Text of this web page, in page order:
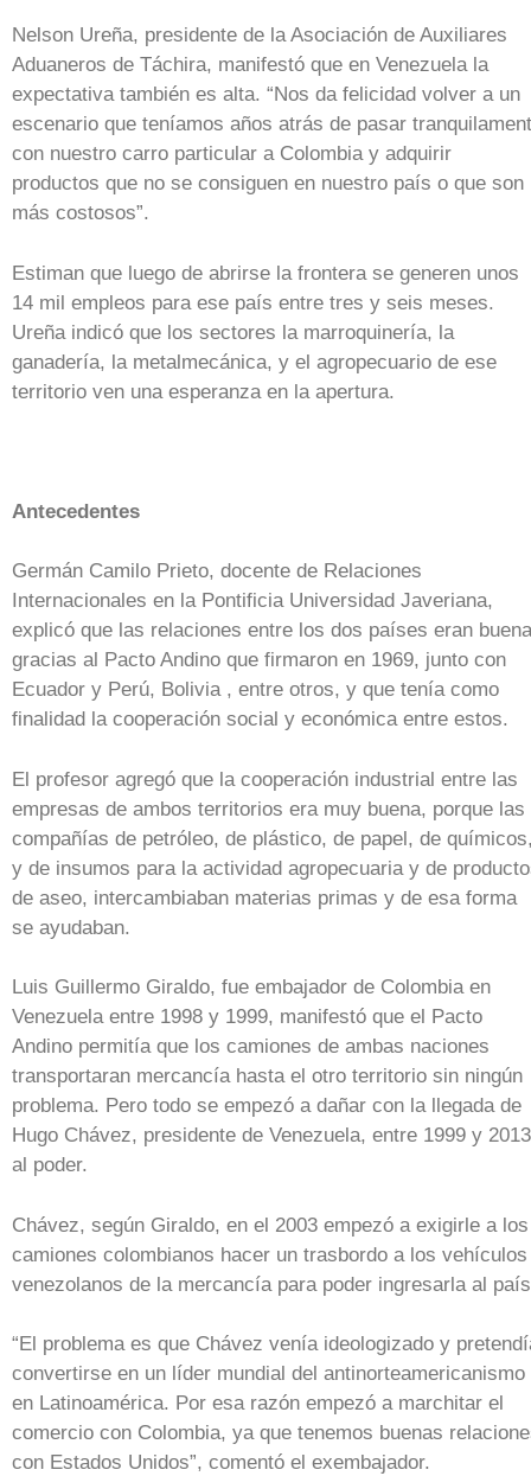
Nelson Ureña, presidente de la Asociación de Auxiliares
Aduaneros de Táchira, manifestó que en Venezuela la
expectativa también es alta. “Nos da felicidad volver a un
escenario que teníamos años atrás de pasar
con nuestro carro particular a Colombia y adquirir
productos que no se consiguen en nuestro país o que son
más costosos”.
Estiman que luego de abrirse la frontera se generen unos
14 mil empleos para ese país entre tres y seis meses.
Ureña indicó que los sectores la marroquinería, la
ganadería, la metalmecánica, y el agropecuario de ese
territorio ven una esperanza en la apertura.
Antecedentes
Germán Camilo Prieto, docente de Relaciones
Internacionales en la Pontificia Universidad Javeriana,
explicó que las relaciones entre los dos países eran
gracias al Pacto Andino que firmaron en 1969, junto con
Ecuador y Perú, Bolivia , entre otros, y que tenía como
finalidad la cooperación social y económica entre estos.
El profesor agregó que la cooperación industrial entre las
empresas de ambos territorios era muy buena, porque las
compañías de petróleo, de plástico, de papel, de
y de insumos para la actividad agropecuaria y de
de aseo, intercambiaban materias primas y de esa forma
se ayudaban.
Luis Guillermo Giraldo, fue embajador de Colombia en
Venezuela entre 1998 y 1999, manifestó que el Pacto
Andino permitía que los camiones de ambas naciones
transportaran mercancía hasta el otro territorio sin ningún
problema. Pero todo se empezó a dañar con la llegada de
Hugo Chávez, presidente de Venezuela, entre 1999 y
al poder.
Chávez, según Giraldo, en el 2003 empezó a exigirle a los
camiones colombianos hacer un trasbordo a los vehículos
venezolanos de la mercancía para poder ingresarla al
“El problema es que Chávez venía ideologizado y
convertirse en un líder mundial del antinorteamericanismo
en Latinoamérica. Por esa razón empezó a marchitar el
comercio con Colombia, ya que tenemos buenas
con Estados Unidos”, comentó el exembajador.